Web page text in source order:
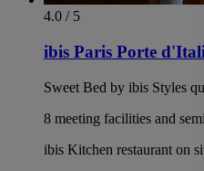
4.0 / 5
ibis Paris Porte
Sweet Bed by ibis Styles
8 meeting facilities and
ibis Kitchen restaurant on